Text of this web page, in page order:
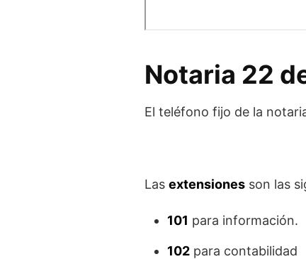
Notaria 22
El teléfono fijo de la
Las extensiones son las
101 para información.
102 para contabilidad